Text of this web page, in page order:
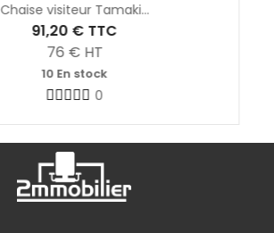
Chaise visiteur Tamaki...
91,20 € TTC
76 € HT
10 En stock
0